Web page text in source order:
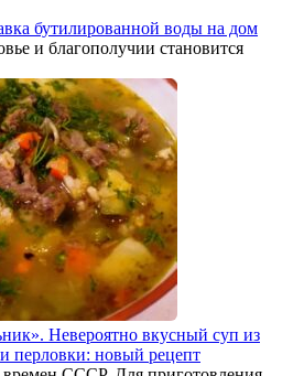
бутилированной воды на дом
и благополучии становится
Невероятно вкусный суп из
перловки: новый рецепт